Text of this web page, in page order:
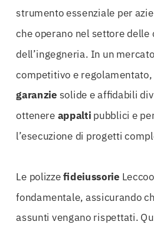
strumento essenziale per
che operano nel settore delle
dell’ingegneria. In un
competitivo e
garanzie solide e affidabili
ottenere appalti pubblici e
l’esecuzione di progetti
Le polizzefideiussorie
fondamentale, assicurando
assunti vengano rispettati.